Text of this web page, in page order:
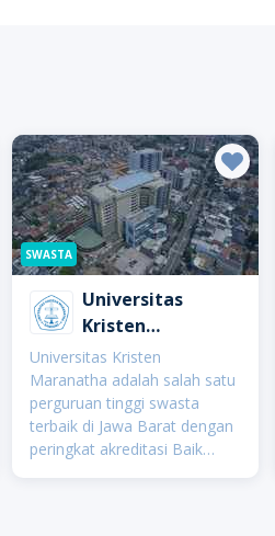
SWASTA
Universitas
Kristen
Maranatha
Universitas Kristen
Maranatha adalah salah satu
perguruan tinggi swasta
terbaik di Jawa Barat dengan
peringkat akreditasi Baik